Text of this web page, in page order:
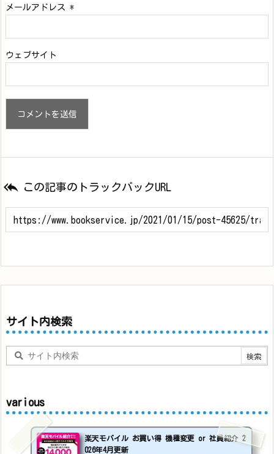
メールアドレス *
ウェブサイト
 この記事のトラックバックURL
サイト内検索
various
楽天モバイル お買い得 機種変更 or 社員紹介 2
026年4月更新